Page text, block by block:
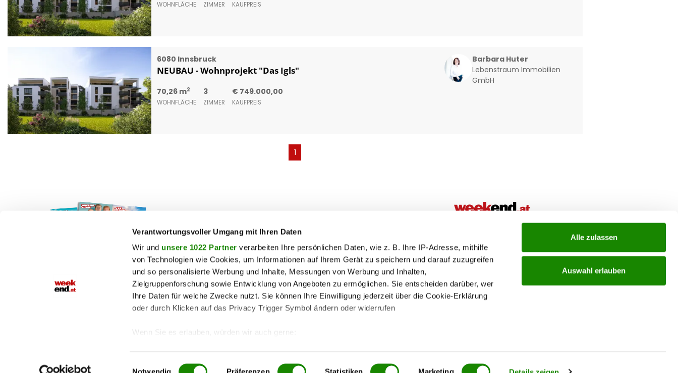
Verantwortungsvoller Umgang mit Ihren Daten
Wir und unsere 1022 Partner verarbeiten Ihre persönlichen Daten, wie z. B. Ihre IP-Adresse, mithilfe
von Technologien wie Cookies, um Informationen auf Ihrem Gerät zu speichern und darauf zuzugreifen
und so personalisierte Werbung und Inhalte, Messungen von Werbung und Inhalten,
Zielgruppenforschung sowie Entwicklung von Angeboten zu ermöglichen. Sie entscheiden darüber, wer
Ihre Daten für welche Zwecke nutzt. Sie können Ihre Einwilligung jederzeit über die Cookie-Erklärung
oder durch Klicken auf das Privacy Trigger Symbol ändern oder widerrufen
Wenn Sie es erlauben, würden wir auch gerne:
Ihr Gerät durch aktives Scannen nach bestimmten Merkmalen (Fingerprinting) identifizieren
Einwilligungsauswahl
Notwendig Präferenzen Statistiken Marketing
Alle zulassen
Auswahl erlauben
WOHNFLÄCHE ZIMMER KAUFPREIS
6080 Innsbruck
NEUBAU - Wohnprojekt "Das Igls"
70,26 m2
WOHNFLÄCHE
3
ZIMMER
€ 749.000,00
KAUFPREIS
Barbara Huter
Lebenstraum Immobilien
GmbH
1(current)
Jetzt E-Paper lesen!
Footer Top Menu
beauty
chronik
fashion
fitness
genuss
haustiere
politik
reise
society
sport
unterhaltung
wohnen
Social links menu